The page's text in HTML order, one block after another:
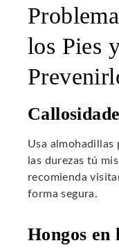
los Pies
Usa
las durezas tú
recomienda
forma segura.
Hongos en